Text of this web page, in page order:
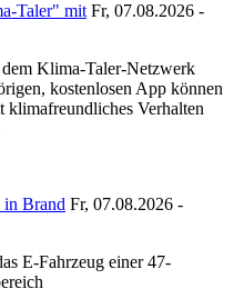
Taler" mit Fr, 07.08.2026 -
Klima-Taler-Netzwerk
kostenlosen App können
Verhalten
in Brand Fr, 07.08.2026 -
E-Fahrzeug einer 47-